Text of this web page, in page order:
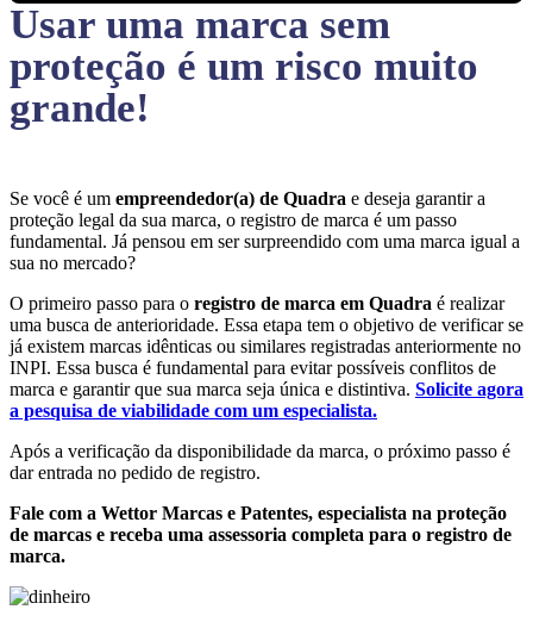
Usar uma marca sem
proteção é um risco muito
grande!
Se você é um empreendedor(a) de Quadra e deseja garantir a
proteção legal da sua marca, o registro de marca é um passo
fundamental. Já pensou em ser surpreendido com uma marca igual a
sua no mercado?
O primeiro passo para o registro de marca em Quadra é realizar
uma busca de anterioridade. Essa etapa tem o objetivo de verificar se
já existem marcas idênticas ou similares registradas anteriormente no
INPI. Essa busca é fundamental para evitar possíveis conflitos de
marca e garantir que sua marca seja única e distintiva. Solicite agora
a pesquisa de viabilidade com um especialista.
Após a verificação da disponibilidade da marca, o próximo passo é
dar entrada no pedido de registro.
Fale com a Wettor Marcas e Patentes, especialista na proteção
de marcas e receba uma assessoria completa para o registro de
marca.